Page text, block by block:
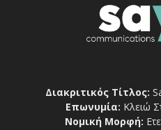
Διακριτικός Τίτλος:
Επωνυμία: Κλειώ
Νομική Μορφή: